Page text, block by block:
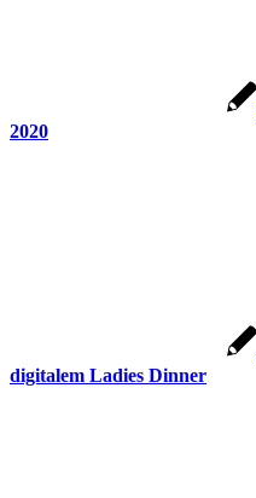
2020
digitalem Ladies Dinner